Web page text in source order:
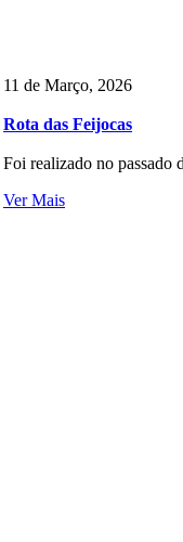
11 de Março, 2026
Rota das Feijocas
Foi realizado no
Ver Mais